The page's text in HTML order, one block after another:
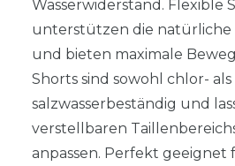
Wasserwiderstand. Flexible
unterstützen die natürliche
und bieten maximale
Shorts sind sowohl chlor-
salzwasserbeständig und
verstellbaren
anpassen. Perfekt geeignet